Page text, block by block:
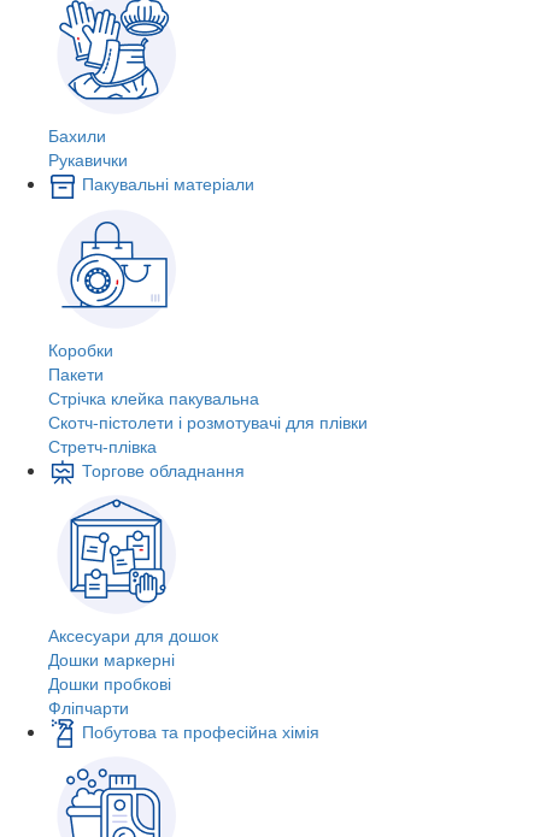
Бахили
Рукавички
Пакувальні матеріали
Коробки
Пакети
Стрічка клейка пакувальна
Скотч-пістолети і розмотувачі для плівки
Стретч-плівка
Торгове обладнання
Аксесуари для дошок
Дошки маркерні
Дошки пробкові
Фліпчарти
Побутова та професійна хімія